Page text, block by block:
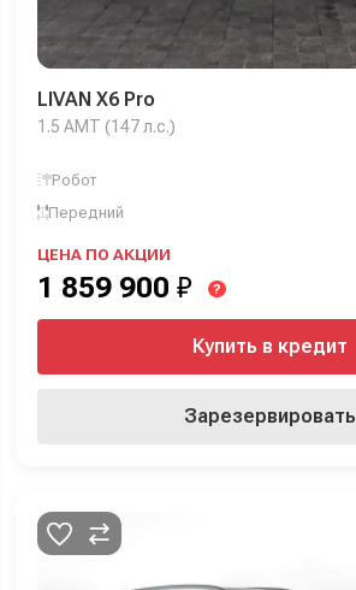
LIVAN X6 Pro
1.5 AMT (147 л.с.)
Робот
Передний
ЦЕНА ПО АКЦИИ
1 859 900 ₽ ?
Купить в кредит
Зарезервировать